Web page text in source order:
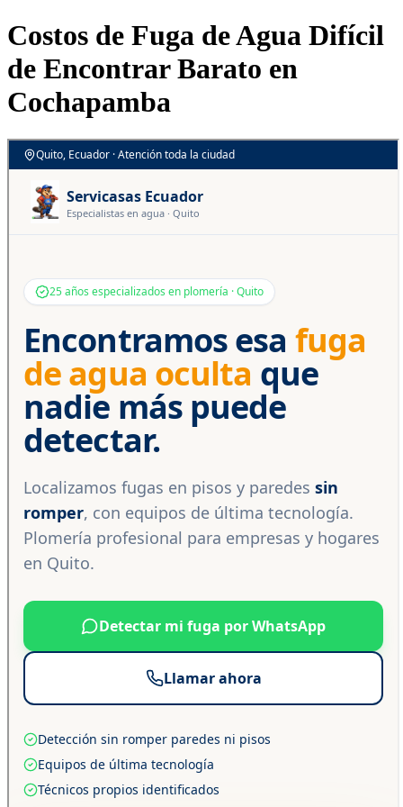
Costos de Fuga de Agua Difícil
de Encontrar Barato en
Cochapamba